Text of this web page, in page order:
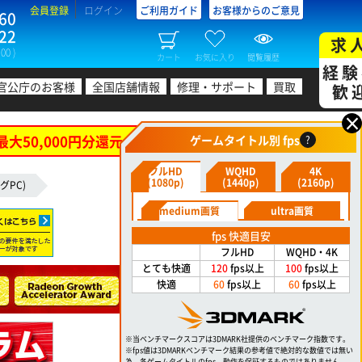
)
会員登録 ログイン ご利用ガイド お客様からのご意見
カート お気に入り 閲覧履歴
公庁のお客様 全国店舗情報 修理・サポート 買取
求
経
歓
大50,000円分還元！
PC)
×
ゲームタイトル別 fps ?
フルHD
(1080p)
WQHD
(1440p)
4K
(2160p)
medium画質
ultra画質
fps 快適目安
フルHD
WQHD・4K
とても快適
120fps以上 100fps以上
快適
60fps以上 60fps以上
※当ベンチマークスコアは3DMARK社提供のベンチマーク指数です。
※fps値は3DMARKベンチマーク結果の参考値で絶対的な数値では無い